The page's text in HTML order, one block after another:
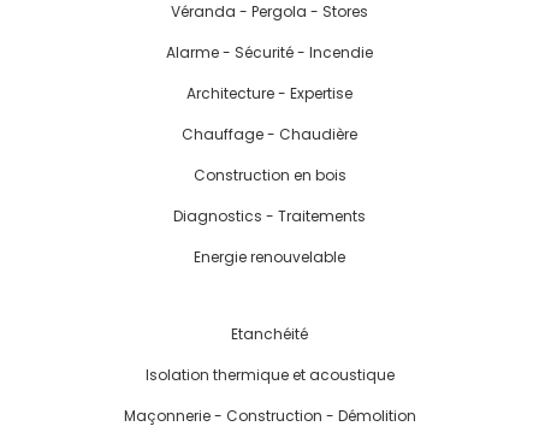
Véranda - Pergola - Stores
Alarme - Sécurité - Incendie
Architecture - Expertise
Chauffage - Chaudière
Construction en bois
Diagnostics - Traitements
Energie renouvelable
Etanchéité
Isolation thermique et acoustique
Maçonnerie - Construction - Démolition